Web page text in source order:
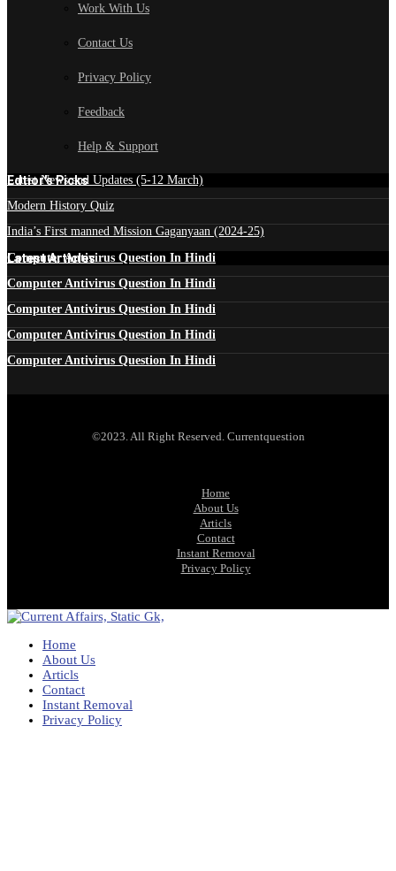
Work With Us
Contact Us
Privacy Policy
Feedback
Help & Support
Edtior's Picks
Latest News and Updates (5-12 March)
Modern History Quiz
India’s First manned Mission Gaganyaan (2024-25)
Latest Articles
Computer Antivirus Question In Hindi
Computer Antivirus Question In Hindi
Computer Antivirus Question In Hindi
Computer Antivirus Question In Hindi
Computer Antivirus Question In Hindi
©2023. All Right Reserved. Currentquestion
Home
About Us
Articls
Contact
Instant Removal
Privacy Policy
Home
About Us
Articls
Contact
Instant Removal
Privacy Policy